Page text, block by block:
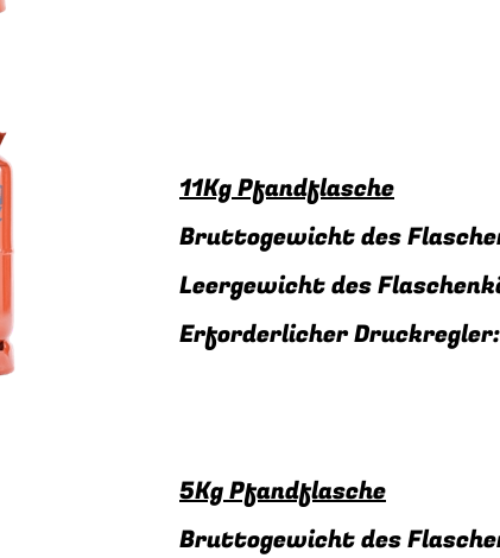
11Kg Pfandflasche
Bruttogewicht des
Leergewicht des
Erforderlicher
5Kg Pfandflasche
Bruttogewicht des